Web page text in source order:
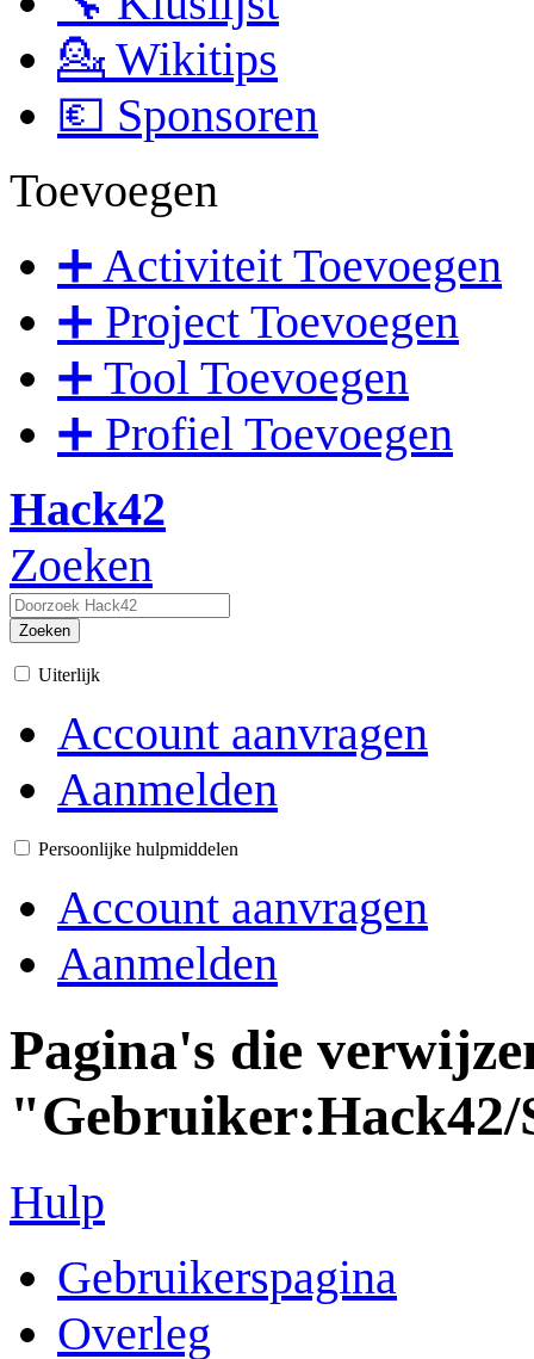
💁 Wikitips
💶 Sponsoren
Toevoegen
➕ Activiteit Toevoegen
➕ Project Toevoegen
➕ Tool Toevoegen
➕ Profiel Toevoegen
Hack42
Zoeken
Zoeken
Uiterlijk
Account aanvragen
Aanmelden
Persoonlijke hulpmiddelen
Account aanvragen
Aanmelden
Pagina's die
"Gebruiker:Hack42/
Hulp
Gebruikerspagina
Overleg